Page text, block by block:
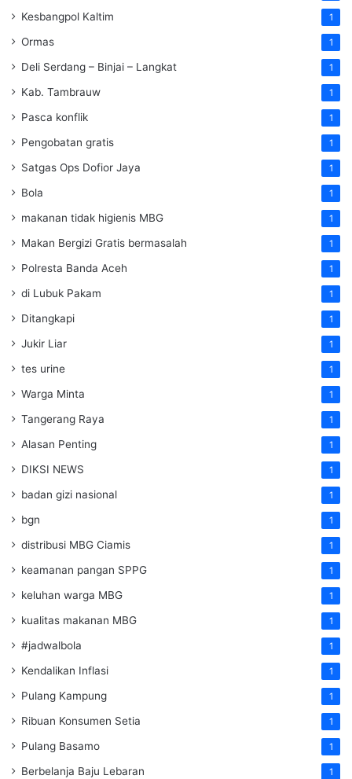
Kesbangpol Kaltim 1
Ormas 1
Deli Serdang – Binjai – Langkat 1
Kab. Tambrauw 1
Pasca konflik 1
Pengobatan gratis 1
Satgas Ops Dofior Jaya 1
Bola 1
makanan tidak higienis MBG 1
Makan Bergizi Gratis bermasalah 1
Polresta Banda Aceh 1
di Lubuk Pakam 1
Ditangkapi 1
Jukir Liar 1
tes urine 1
Warga Minta 1
Tangerang Raya 1
Alasan Penting 1
DIKSI NEWS 1
badan gizi nasional 1
bgn 1
distribusi MBG Ciamis 1
keamanan pangan SPPG 1
keluhan warga MBG 1
kualitas makanan MBG 1
#jadwalbola 1
Kendalikan Inflasi 1
Pulang Kampung 1
Ribuan Konsumen Setia 1
Pulang Basamo 1
Berbelanja Baju Lebaran 1